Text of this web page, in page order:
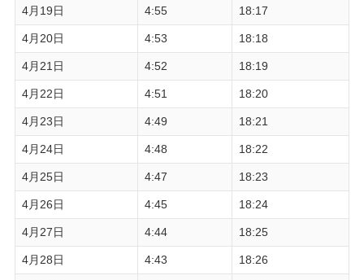
4月19日 4:55 18:17
4月20日 4:53 18:18
4月21日 4:52 18:19
4月22日 4:51 18:20
4月23日 4:49 18:21
4月24日 4:48 18:22
4月25日 4:47 18:23
4月26日 4:45 18:24
4月27日 4:44 18:25
4月28日 4:43 18:26